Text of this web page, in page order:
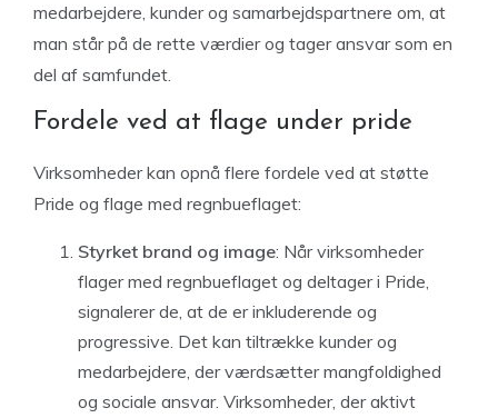
medarbejdere, kunder og samarbejdspartnere om, at
man står på de rette værdier og tager ansvar som en
del af samfundet.
Fordele ved at flage under pride
Virksomheder kan opnå flere fordele ved at støtte
Pride og flage med regnbueflaget:
Styrket brand og image: Når virksomheder
flager med regnbueflaget og deltager i Pride,
signalerer de, at de er inkluderende og
progressive. Det kan tiltrække kunder og
medarbejdere, der værdsætter mangfoldighed
og sociale ansvar. Virksomheder, der aktivt